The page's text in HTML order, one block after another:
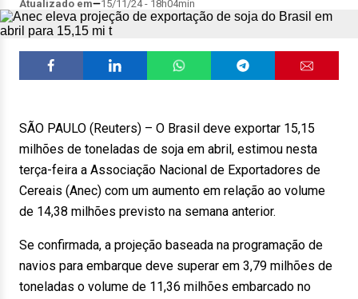
Atualizado em
15/11/24 - 18h04min
SÃO PAULO (Reuters) – O Brasil deve exportar 15,15
milhões de toneladas de soja em abril, estimou nesta
terça-feira a Associação Nacional de Exportadores de
Cereais (Anec) com um aumento em relação ao volume
de 14,38 milhões previsto na semana anterior.
Se confirmada, a projeção baseada na programação de
navios para embarque deve superar em 3,79 milhões de
toneladas o volume de 11,36 milhões embarcado no